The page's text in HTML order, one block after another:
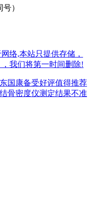
）
络,本站只提供存储，
，我们将第一时间删除!
国康备受好评值得推荐
骨密度仪测定结果不准